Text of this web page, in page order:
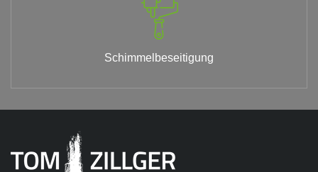
Schimmelbeseitigung